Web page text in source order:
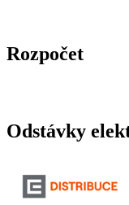
Rozpočet
Odstávky